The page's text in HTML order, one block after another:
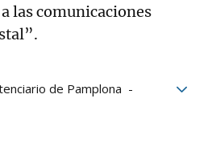
las comunicaciones
de Pamplona